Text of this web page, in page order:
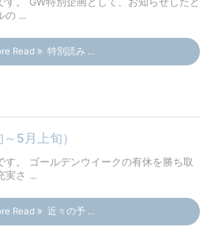
の ...
Read 特別読み ...
5月上旬）
す。 ゴールデンウイークの有休を勝ち取
実さ ...
Read 近々の予 ...